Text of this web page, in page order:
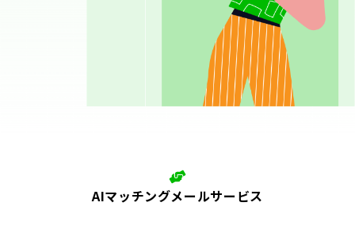
よくある質問
コーポレートサイト
AIマッチングメールサービス